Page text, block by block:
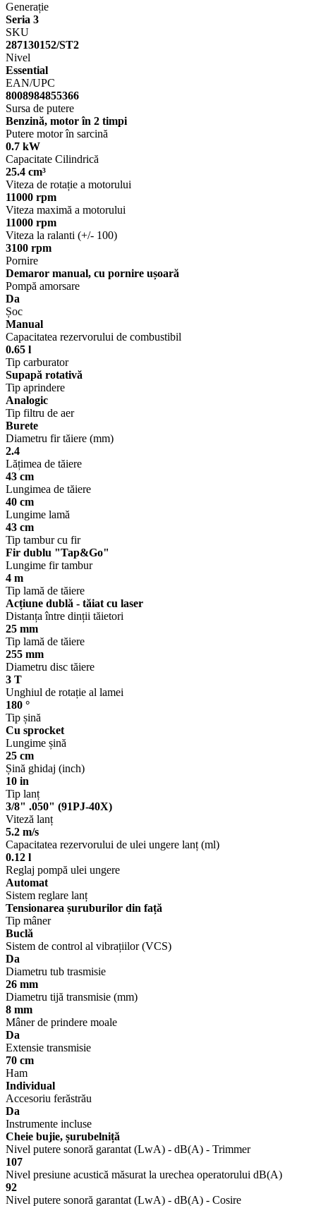
Generație
Seria 3
SKU
287130152/ST2
Nivel
Essential
EAN/UPC
8008984855366
Sursa de putere
Benzină, motor în 2 timpi
Putere motor în sarcină
0.7 kW
Capacitate Cilindrică
25.4 cm³
Viteza de rotație a motorului
11000 rpm
Viteza maximă a motorului
11000 rpm
Viteza la ralanti (+/- 100)
3100 rpm
Pornire
Demaror manual, cu pornire ușoară
Pompă amorsare
Da
Șoc
Manual
Capacitatea rezervorului de combustibil
0.65 l
Tip carburator
Supapă rotativă
Tip aprindere
Analogic
Tip filtru de aer
Burete
Diametru fir tăiere (mm)
2.4
Lățimea de tăiere
43 cm
Lungimea de tăiere
40 cm
Lungime lamă
43 cm
Tip tambur cu fir
Fir dublu "Tap&Go"
Lungime fir tambur
4 m
Tip lamă de tăiere
Acțiune dublă - tăiat cu laser
Distanța între dinții tăietori
25 mm
Tip lamă de tăiere
255 mm
Diametru disc tăiere
3 T
Unghiul de rotație al lamei
180 °
Tip șină
Cu sprocket
Lungime șină
25 cm
Șină ghidaj (inch)
10 in
Tip lanț
3/8" .050" (91PJ-40X)
Viteză lanț
5.2 m/s
Capacitatea rezervorului de ulei ungere lanț (ml)
0.12 l
Reglaj pompă ulei ungere
Automat
Sistem reglare lanț
Tensionarea șuruburilor din față
Tip mâner
Buclă
Sistem de control al vibrațiilor (VCS)
Da
Diametru tub trasmisie
26 mm
Diametru tijă transmisie (mm)
8 mm
Mâner de prindere moale
Da
Extensie transmisie
70 cm
Ham
Individual
Accesoriu ferăstrău
Da
Instrumente incluse
Cheie bujie, șurubelniță
Nivel putere sonoră garantat (LwA) - dB(A) - Trimmer
107
Nivel presiune acustică măsurat la urechea operatorului dB(A)
92
Nivel putere sonoră garantat (LwA) - dB(A) - Cosire